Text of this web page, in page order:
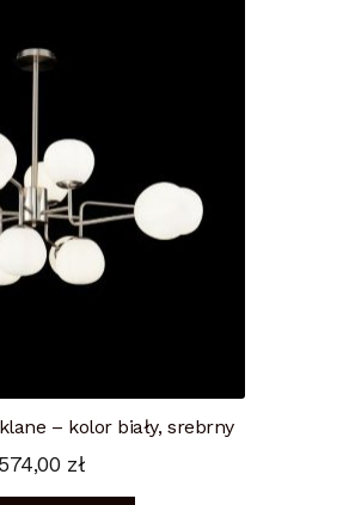
– kolor biały, srebrny
zł